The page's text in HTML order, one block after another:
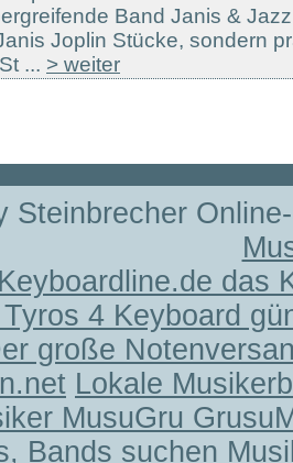
Band Janis &
Joplin Stücke, sondern
... > weiter
Steinbrecher
Keyboardline.de das
4 Keyboard
große
Lokale
MusuGru
Bands suchen